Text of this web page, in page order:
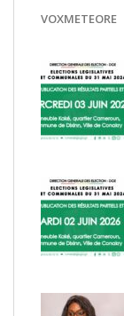
VOXMETEORE